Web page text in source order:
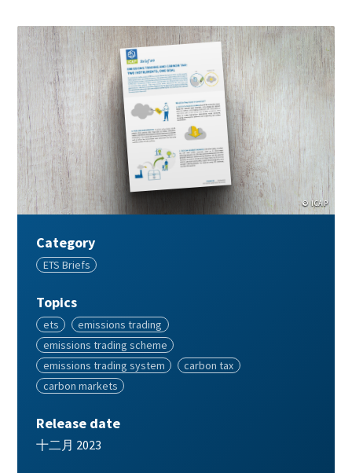
Cover
Image
© ICAP
Category
Category
ETS Briefs
Topics
Topics
ets
emissions trading
emissions trading scheme
emissions trading system
carbon tax
carbon markets
Release date
Release
十二月 2023